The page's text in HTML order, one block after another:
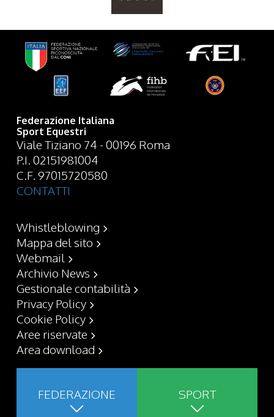
Federazione Italiana
Sport Equestri
Viale Tiziano 74 - 00196 Roma
P.I. 02151981004
C.F. 97015720580
CONTATTI
Whistleblowing
Mappa del sito
Webmail
Archivio News
Gestionale contabilità
Privacy Policy
Cookie Policy
Aree riservate
Area download
FEDERAZIONE SPORT